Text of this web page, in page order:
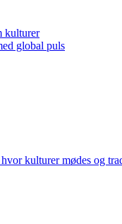
kulturer
global puls
kulturer mødes og